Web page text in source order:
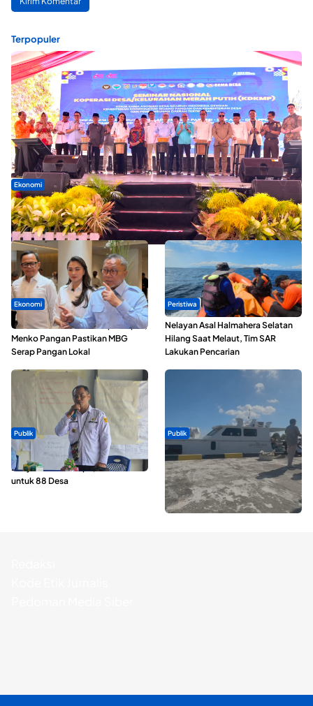
Terpopuler
Ekonomi
Seminar di Ternate, Mendes Perkuat Sinergi Percepatan
Kopdes Merah Putih
Ekonomi
SPPG di Maluku Utara Dipercepat,
Menko Pangan Pastikan MBG
Serap Pangan Lokal
Peristiwa
Nelayan Asal Halmahera Selatan
Hilang Saat Melaut, Tim SAR
Lakukan Pencarian
Publik
ABDESI Morotai Apresiasi
Penyaluran ADD Rp3,13 Miliar
untuk 88 Desa
Publik
Pelayaran Perdana KM Dodola
Express Terkendala, Baling-baling
Kapal Rusak